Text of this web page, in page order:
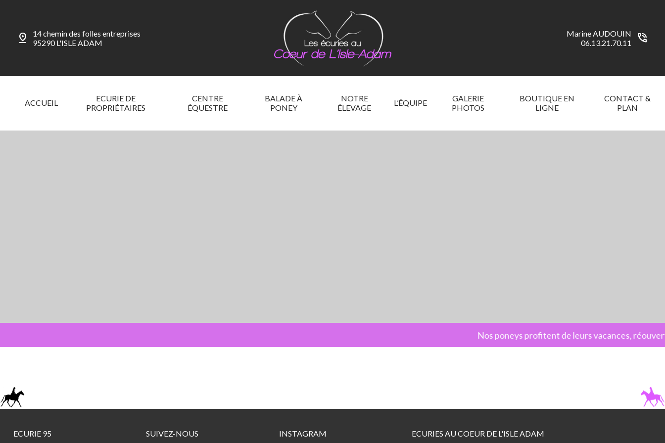
pin_drop
14 chemin des folles entreprises
95290 L'ISLE ADAM
Marine AUDOUIN
06.13.21.70.11
phone_in_talk
ACCUEIL
ECURIE DE
PROPRIÉTAIRES
CENTRE
ÉQUESTRE
BALADE À
PONEY
NOTRE
ÉLEVAGE
L’ÉQUIPE
GALERIE
PHOTOS
BOUTIQUE EN
LIGNE
CONTACT &
PLAN
Nos poneys profitent de leurs vacances,
ECURIE 95
SUIVEZ-NOUS INSTAGRAM ECURIES AU COEUR DE L'ISLE ADAM